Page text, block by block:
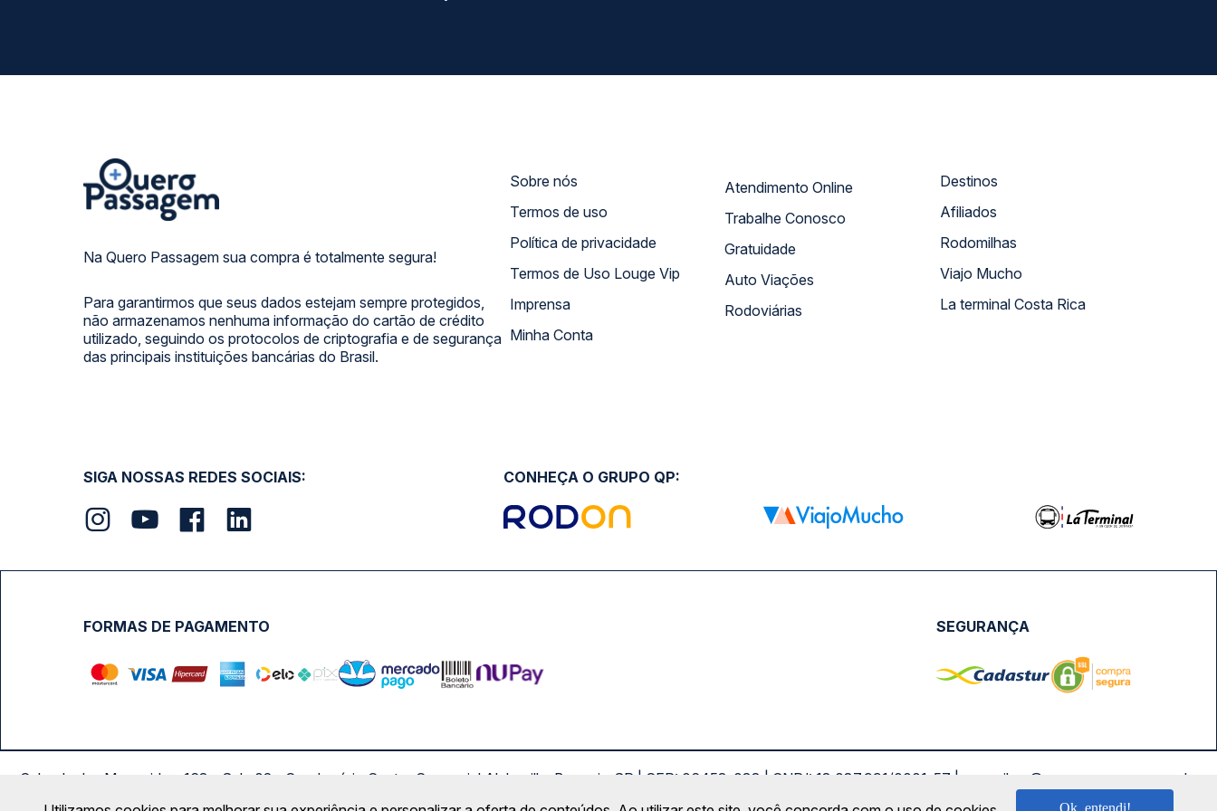
Na Quero Passagem sua compra é totalmente segura!
Para garantirmos que seus dados estejam sempre protegidos,
não armazenamos nenhuma informação do cartão de crédito
utilizado, seguindo os protocolos de criptografia e de segurança
das principais instituições bancárias do Brasil.
Sobre nós
Termos de uso
Política de privacidade
Termos de Uso Louge Vip
Imprensa
Minha Conta
Atendimento Online
Trabalhe Conosco
Gratuidade
Auto Viações
Rodoviárias
Destinos
Afiliados
Rodomilhas
Viajo Mucho
La terminal Costa Rica
SIGA NOSSAS REDES SOCIAIS: CONHEÇA O GRUPO QP:
FORMAS DE PAGAMENTO SEGURANÇA
Calçada das Margaridas, 163 - Sala 02 - Condomínio Centro Comercial Alphaville, Barueri - SP | CEP: 06453-038 | CNPJ: 18.087.991/0001-57 | saconibus@queropassagem.com.br
Copyright 2026 © QueroPassagem.com.br